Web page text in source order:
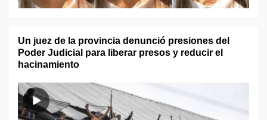
Un juez de la provincia denunció presiones del
Poder Judicial para liberar presos y reducir el
hacinamiento